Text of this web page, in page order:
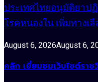
ประเทศไทยอนุมัติยา
โรคหนองใน เพิ่มทาง
August 6, 2026August 6,
คลิก เยี่ยมชมเว็บไซต์รา